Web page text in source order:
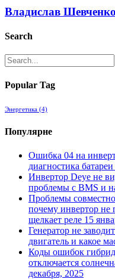
Владислав Шевченко
Search
Popular Tag
Энергетика (4)
Популярне
Ошибка 04 на
диагностика
Инвертор Deye не
проблемы с BMS и
Проблемы
почему инвертор не
щелкает реле 15
Генератор не
двигатель и какое
Коды ошибок
отключается
декабря, 2025